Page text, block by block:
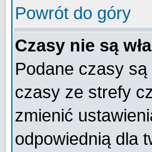
Powrót do góry
Czasy nie są
Podane czasy
czasy ze strefy
zmienić
odpowiednią dla